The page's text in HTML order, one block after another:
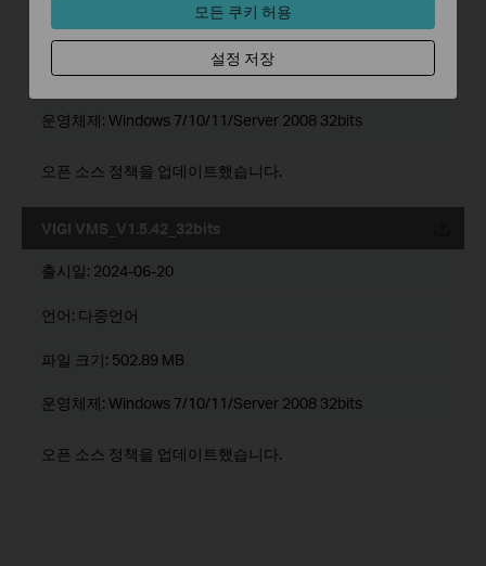
언어:다중언어
파일 크기:540.49 MB
운영체제: Windows 7/10/11/Server 2008 32bits
오픈 소스 정책을 업데이트했습니다.
VIGI VMS_V1.5.42_32bits
출시일: 2024-06-20
언어: 다중언어
파일 크기: 502.89 MB
운영체제: Windows 7/10/11/Server 2008 32bits
오픈 소스 정책을 업데이트했습니다.
모든 쿠키 허용
설정 저장